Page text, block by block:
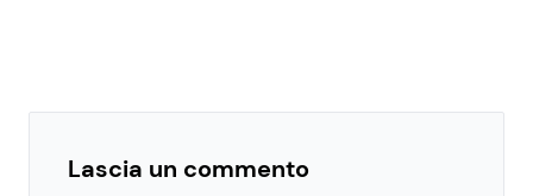
Lascia un commento